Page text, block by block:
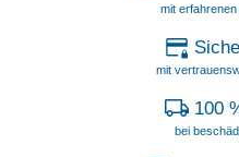
mit
mit
100
bei